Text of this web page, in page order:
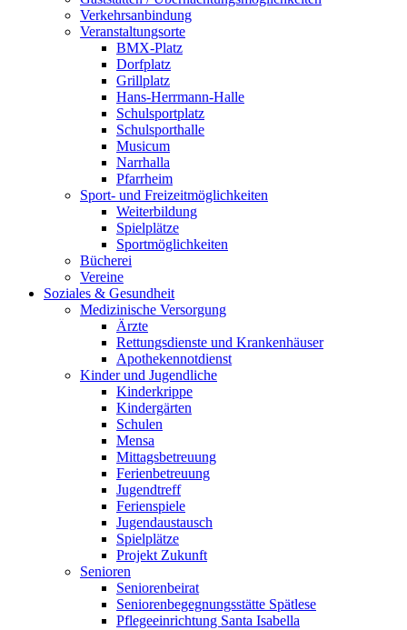
Verkehrsanbindung
Veranstaltungsorte
BMX-Platz
Dorfplatz
Grillplatz
Hans-Herrmann-Halle
Schulsportplatz
Schulsporthalle
Musicum
Narrhalla
Pfarrheim
Sport- und Freizeitmöglichkeiten
Weiterbildung
Spielplätze
Sportmöglichkeiten
Bücherei
Vereine
Soziales & Gesundheit
Medizinische Versorgung
Ärzte
Rettungsdienste und Krankenhäuser
Apothekennotdienst
Kinder und Jugendliche
Kinderkrippe
Kindergärten
Schulen
Mensa
Mittagsbetreuung
Ferienbetreuung
Jugendtreff
Ferienspiele
Jugendaustausch
Spielplätze
Projekt Zukunft
Senioren
Seniorenbeirat
Seniorenbegegnungsstätte Spätlese
Pflegeeinrichtung Santa Isabella